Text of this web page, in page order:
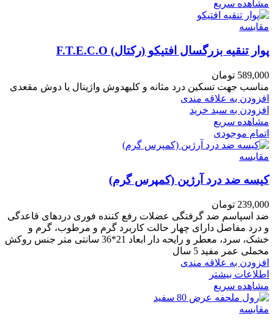
مشاهده سریع
مقایسه
پوار تنقیه بزرگسال افتیکو (رکتال) F.T.E.C.O
589,000 تومان
مناسب جهت تسکین درد مثانه و کلیهدوش واژینال یا دوش مقعدی
افزودن به علاقه مندی
افزودن به سبد خرید
مشاهده سریع
اتمام موجودی
مقایسه
کیسه ضد درد آرژین (کمپرس گرم)
239,000 تومان
ضد اسپاسم ضد گرفتگی عضلات رفع کننده فوری دردهای قاعدگی
و درد مفاصل دارای چهار حالت کاربرد گرم و مرطوب، گرم و
خشک، سرد، معطر و رایحه دار ابعاد 21*36 سانتی متر جنس روکش
مخملی عمر مفید 5 سال
افزودن به علاقه مندی
اطلاعات بیشتر
مشاهده سریع
مقایسه